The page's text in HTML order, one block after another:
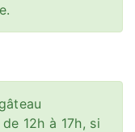
12h à 17h, si